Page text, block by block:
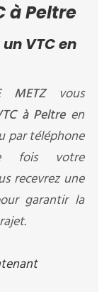
à Peltre
VTC en
METZ vous
à Peltreen
par téléphone
fois votre
recevrez une
garantir la